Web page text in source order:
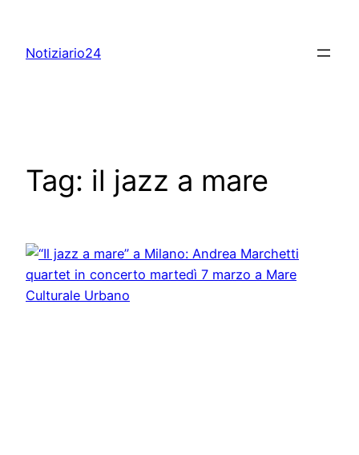
content
Notiziario24
Tag: il jazz a mare